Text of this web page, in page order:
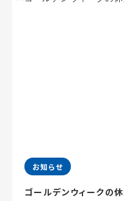
お知らせ
ゴールデンウィークの